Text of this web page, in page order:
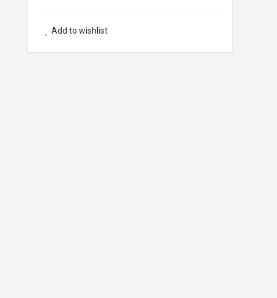
Add to wishlist